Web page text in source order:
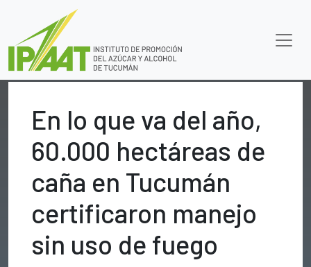
En lo que va del año,
60.000 hectáreas de
caña en Tucumán
certificaron manejo
sin uso de fuego